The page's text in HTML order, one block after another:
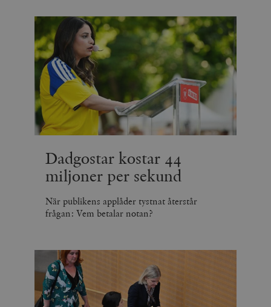
Dadgostar kostar 44
miljoner per sekund
När publikens applåder tystnat återstår
frågan: Vem betalar notan?